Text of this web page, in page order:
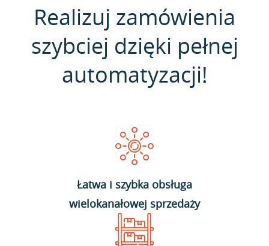
Realizuj zamówienia
szybciej dzięki pełnej
automatyzacji!
Łatwa i szybka obsługa
wielokanałowej sprzedaży